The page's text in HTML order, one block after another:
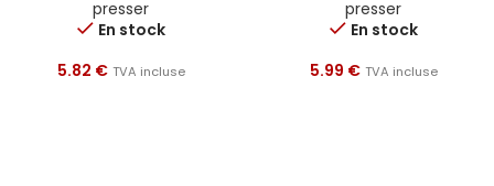
presser
En stock
5.82 € TVA incluse
presser
En stock
5.99 € TVA incluse